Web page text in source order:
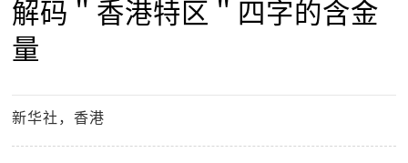
解码＂香港特区＂四字的含金
量
新华社，香港